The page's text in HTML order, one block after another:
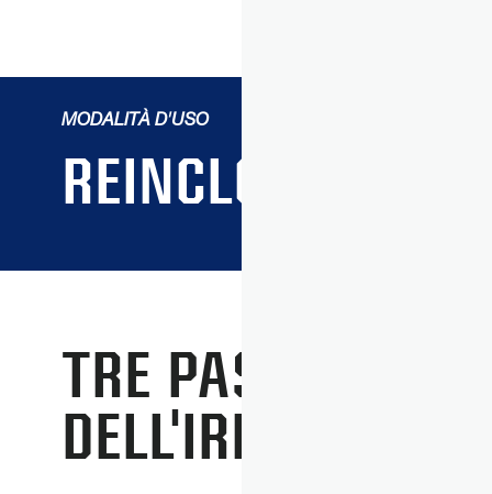
MODALITÀ D'USO
REINCLOUD
TRE PASSAGGI
DELL'IRRIGAZIONE